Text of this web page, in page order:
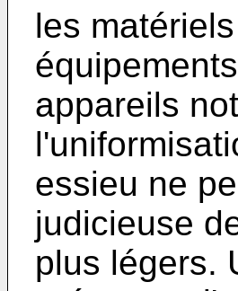
les
appareils
essieu ne
judicieuse
plus légers.